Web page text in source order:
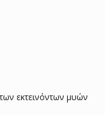
εκτεινόντων μυών